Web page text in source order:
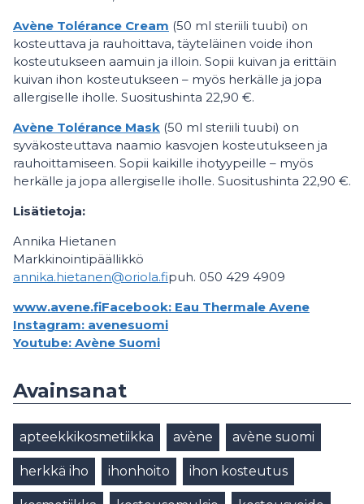
Avène Tolérance Cream (50 ml steriili tuubi) on
kosteuttava ja rauhoittava, täyteläinen voide ihon
kosteutukseen aamuin ja illoin. Sopii kuivan ja erittäin
kuivan ihon kosteutukseen – myös herkälle ja jopa
allergiselle iholle. Suositushinta 22,90 €.
Avène Tolérance Mask (50 ml steriili tuubi) on
syväkosteuttava naamio kasvojen kosteutukseen ja
rauhoittamiseen. Sopii kaikille ihotyypeille – myös
herkälle ja jopa allergiselle iholle. Suositushinta 22,90 €.
Lisätietoja:
Annika Hietanen
Markkinointipäällikkö
annika.hietanen@oriola.fipuh. 050 429 4909
www.avene.fiFacebook: Eau Thermale Avene
Instagram: avenesuomi
Youtube: Avène Suomi
Avainsanat
apteekkikosmetiikka avène avène suomi
herkkä iho ihonhoito ihon kosteutus